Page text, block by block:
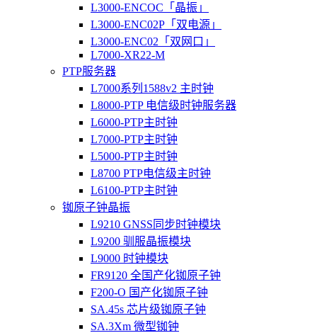
L3000-ENCOC「晶振」
L3000-ENC02P「双电源」
L3000-ENC02「双网口」
L7000-XR22-M
PTP服务器
L7000系列1588v2 主时钟
L8000-PTP 电信级时钟服务器
L6000-PTP主时钟
L7000-PTP主时钟
L5000-PTP主时钟
L8700 PTP电信级主时钟
L6100-PTP主时钟
铷原子钟晶振
L9210 GNSS同步时钟模块
L9200 驯服晶振模块
L9000 时钟模块
FR9120 全国产化铷原子钟
F200-O 国产化铷原子钟
SA.45s 芯片级铷原子钟
SA.3Xm 微型铷钟